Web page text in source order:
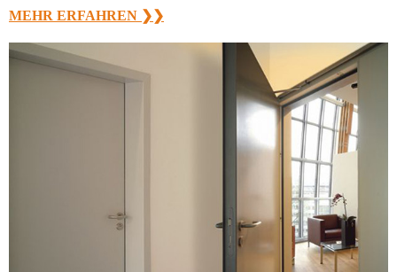
MEHR ERFAHREN ❯❯